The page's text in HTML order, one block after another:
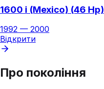
1600 i (Mexico) (46 Hp)
1992 — 2000
Відкрити
Про покоління